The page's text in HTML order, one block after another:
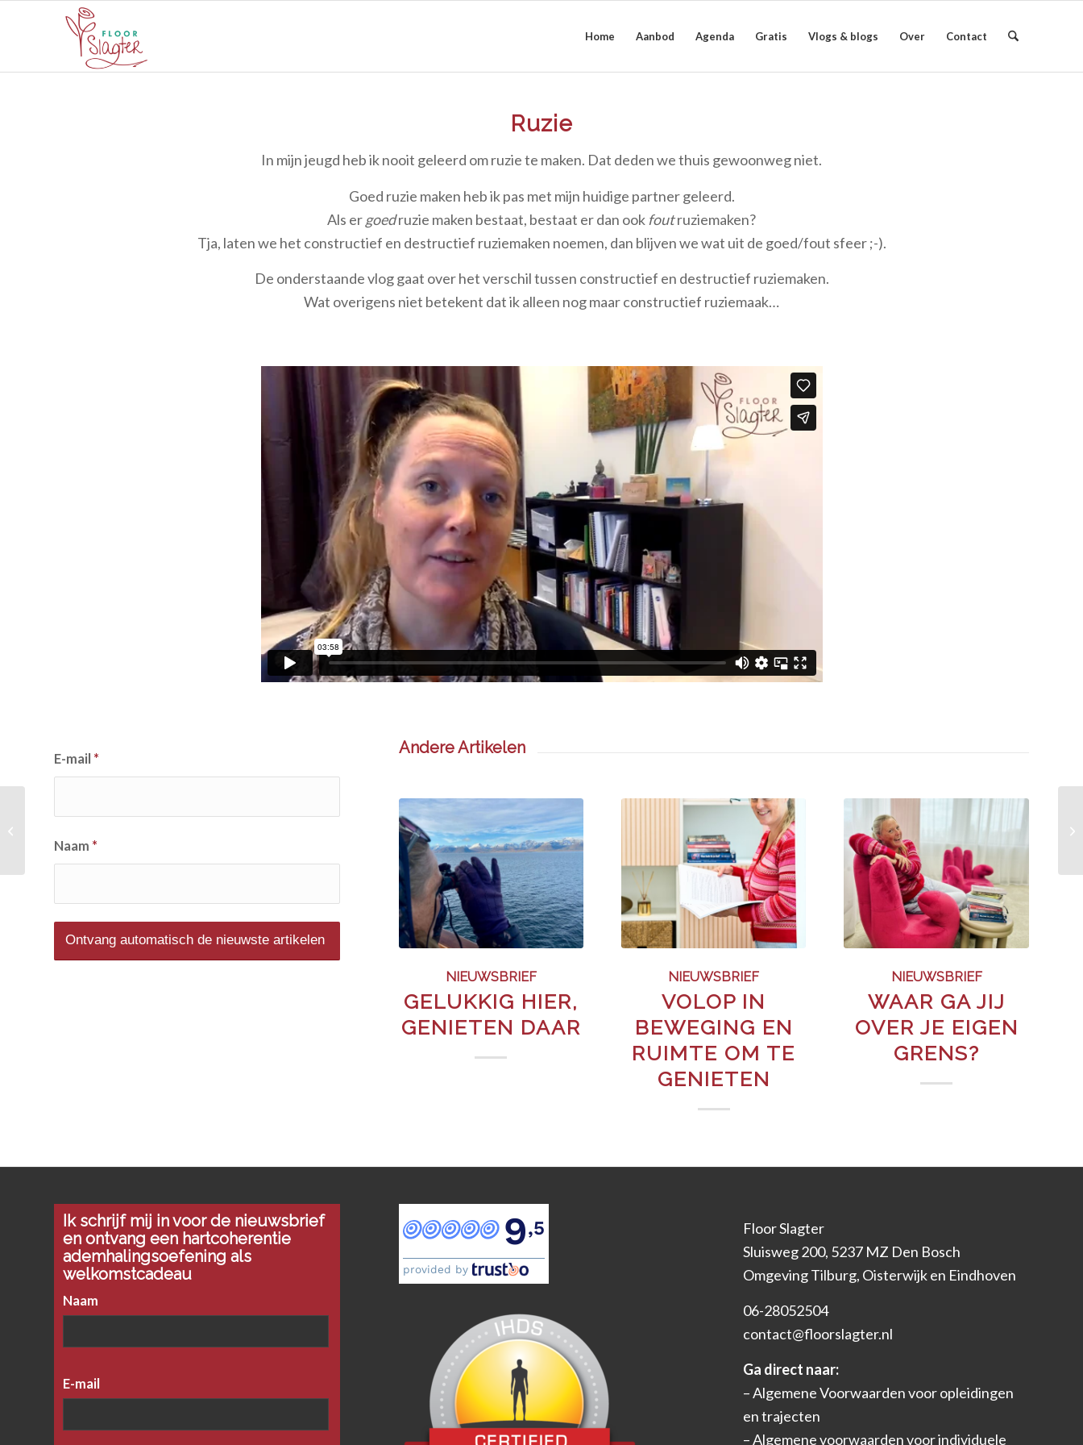
Home Aanbod Agenda Gratis Vlogs & blogs Over Contact
Ruzie
In mijn jeugd heb ik nooit geleerd om ruzie te maken. Dat deden we thuis gewoonweg niet.
Goed ruzie maken heb ik pas met mijn huidige partner geleerd.
Als er goedruzie maken bestaat, bestaat er dan ook foutruziemaken?
Tja, laten we het constructief en destructief ruziemaken noemen, dan blijven we wat uit de goed/fout sfeer ;-).
De onderstaande vlog gaat over het verschil tussen constructief en destructief ruziemaken.
Wat overigens niet betekent dat ik alleen nog maar constructief ruziemaak…
E-mail *
Naam *
Andere Artikelen
NIEUWSBRIEF
GELUKKIG HIER,
GENIETEN DAAR
NIEUWSBRIEF
VOLOP IN
BEWEGING EN
RUIMTE OM TE
GENIETEN
NIEUWSBRIEF
WAAR GA JIJ
OVER JE EIGEN
GRENS?
Ik schrijf mij in voor de nieuwsbrief
en ontvang een hartcoherentie
ademhalingsoefening als
welkomstcadeau
Naam
E-mail
9,5
provided by
Floor Slagter
Sluisweg 200, 5237 MZ Den Bosch
Omgeving Tilburg, Oisterwijk en Eindhoven
06-28052504
contact@floorslagter.nl
Ga direct naar:
–Algemene Voorwaarden voor opleidingen
en trajecten
– Algemene voorwaarden voor individuele
Zelfcompassie